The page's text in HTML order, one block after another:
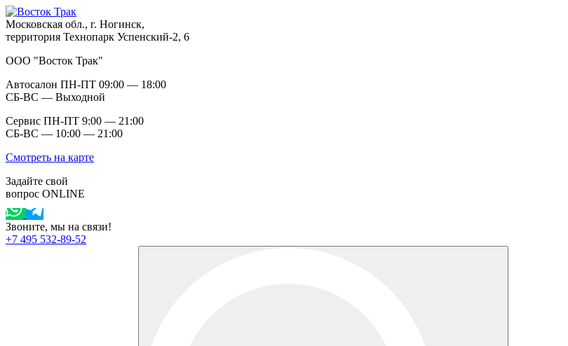
Московская обл., г. Ногинск,
территория Технопарк Успенский-2, 6
ООО "Восток Трак"
Автосалон ПН-ПТ 09:00 — 18:00
СБ-ВС — Выходной
Сервис ПН-ПТ 9:00 — 21:00
СБ-ВС — 10:00 — 21:00
Смотреть на карте
Задайте свой
вопрос ONLINE
Звоните, мы на связи!
+7 495 532-89-52